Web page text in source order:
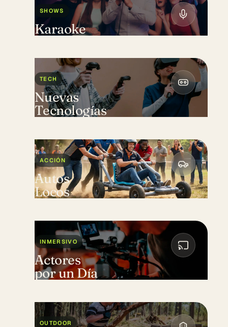
SHOWS
Karaoke
TECH
Nuevas
Tecnologías
ACCIÓN
Autos
Locos
INMERSIVO
Actores
por un Día
OUTDOOR